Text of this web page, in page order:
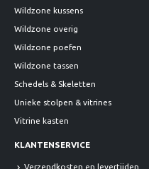
Wildzone kussens
Wildzone overig
Wildzone poefen
Wildzone tassen
Schedels & Skeletten
Unieke stolpen & vitrines
Vitrine kasten
KLANTENSERVICE
Verzendkosten en levertijden